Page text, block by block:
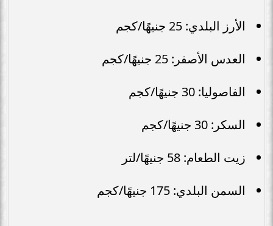
الأرز البلدي: 25 جنيهًا/كجم
العدس الأصفر: 25 جنيهًا/كجم
الفاصوليا: 30 جنيهًا/كجم
السكر: 30 جنيهًا/كجم
زيت الطعام: 58 جنيهًا/لتر
السمن البلدي: 175 جنيهًا/كجم